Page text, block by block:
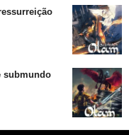
submundo